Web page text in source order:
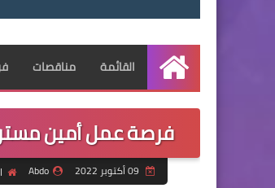
الرئيسية
القائمة مناقصات
فرصة عمل أمين
Abdo